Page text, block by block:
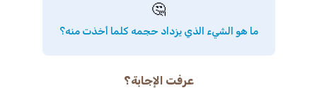
🤔
ما هو الشيء الذي يزداد حجمه كلما أخذت منه؟
عرفت الإجابة؟